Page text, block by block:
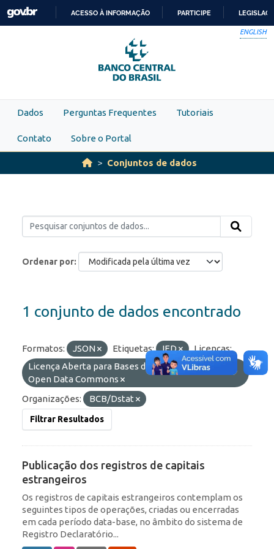
Skip to main content
PARA
O
CONTEÚDO
ACESSO À INFORMAÇÃO PARTICIPE
ENGLISH
Dados Perguntas Frequentes Tutoriais
Contato Sobre o Portal
Conjuntos de dados
Ordenar por
1 conjunto de dados encontrado
Formatos: JSON Etiquetas: IED
Licenças:
Licença Aberta para Bases de Dados (ODbL) do
Open Data Commons
Organizações:
BCB/Dstat
Filtrar Resultados
Publicação dos registros de capitais
estrangeiros
Os registros de capitais estrangeiros contemplam os
seguintes tipos de operações, criadas ou encerradas
em cada período data-base, no âmbito do sistema de
Registro Declaratório...